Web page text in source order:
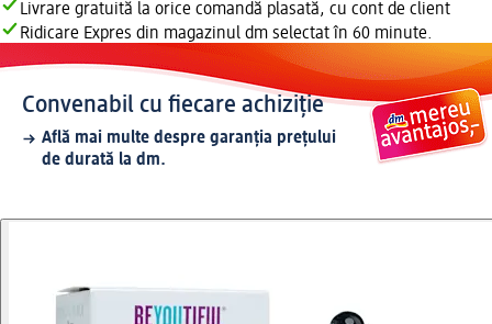
Livrare gratuită la orice comandă plasată, cu cont de client
Ridicare Expres din magazinul dm selectat în 60 minute.
Convenabil cu fiecare achiziție
Află mai multe despre garanția prețului
de durată la dm.